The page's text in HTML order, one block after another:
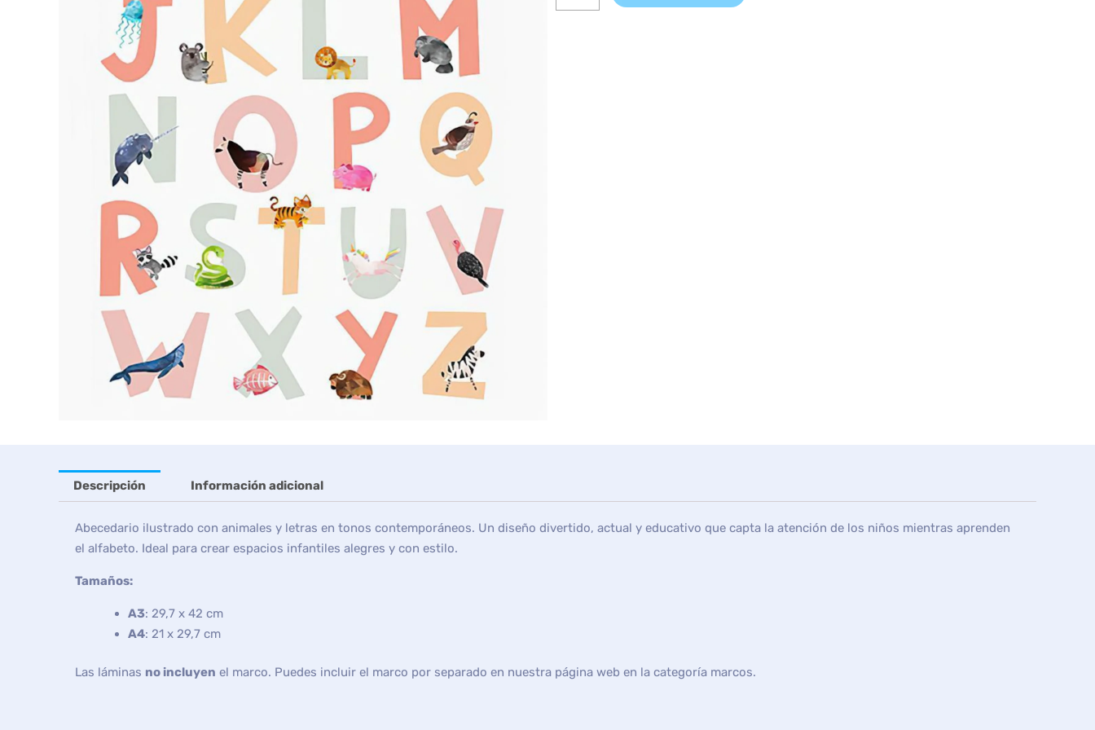
Descripción Información adicional
Abecedario ilustrado con animales y letras en tonos contemporáneos. Un diseño divertido, actual y educativo que capta la atención de los niños mientras aprenden
el alfabeto. Ideal para crear espacios infantiles alegres y con estilo.
Tamaños:
A3: 29,7 x 42 cm
A4: 21 x 29,7 cm
Las láminas no incluyen el marco. Puedes incluir el marco por separado en nuestra página web en la categoría marcos.